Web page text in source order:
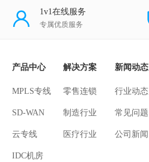
1v1在线服务
专属优质服务
产品中心
MPLS专线
SD-WAN
云专线
IDC机房
解决方案
零售连锁
制造行业
医疗行业
新闻动态
行业动态
常见问题
公司新闻